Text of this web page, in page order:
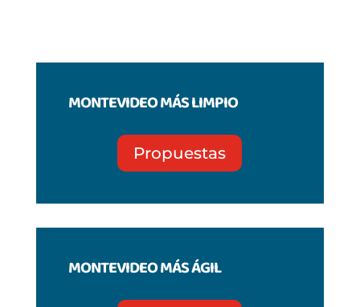
MONTEVIDEO MÁS LIMPIO
Propuestas
MONTEVIDEO MÁS ÁGIL